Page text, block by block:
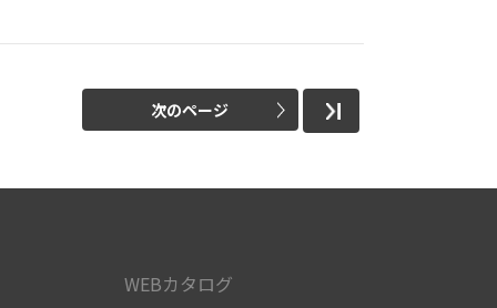
次のページ
WEBカタログ